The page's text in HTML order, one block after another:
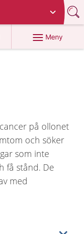
Meny
på ollonet
och söker
som inte
få stånd. De
med